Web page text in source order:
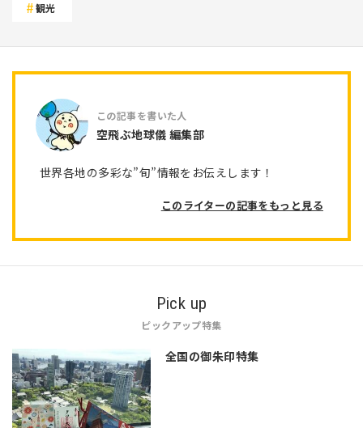
観光
空飛ぶ地球儀 編集部
世界各地の多彩な”旬”情報をお伝えします！
このライターの記事をもっと見る
Pick up
ピックアップ特集
全国の御朱印特集